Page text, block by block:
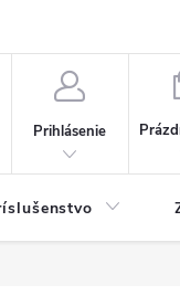
Prihlásenie